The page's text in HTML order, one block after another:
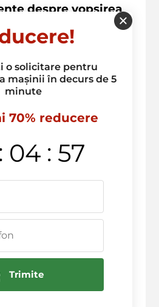
despre vopsirea
implicati în vopsirea
pregătirea
grundului și apoi
obicei, între1și3zile, în
reparației.
– Desigur, se
zona afectată, dacă
generație, care oferă
și rezistență în timp.
pentru vopsirea
pentru lucrările
alege pentru vopsirea
– Poți alege dintr-o paletă
o solicitare pentru
mașinii în decurs de 5
minute
70% reducere
: 04 : 56
Trimite